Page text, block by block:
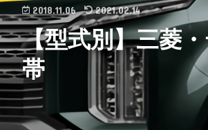
2018.11.06 2021.02.14
【型式別】三菱
帯